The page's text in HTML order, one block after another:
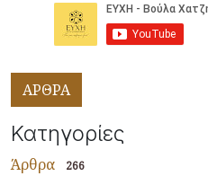
ΑΡΘΡΑ
Κατηγορίες
Άρθρα 266